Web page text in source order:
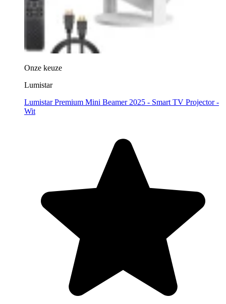
Onze keuze
Lumistar
Lumistar Premium Mini Beamer 2025 - Smart TV Projector -
Wit